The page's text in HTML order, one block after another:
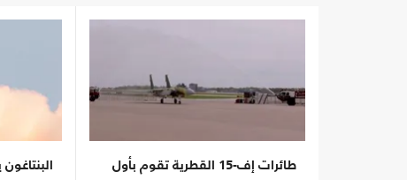
طائرات إف-15 القطرية تقوم بأول